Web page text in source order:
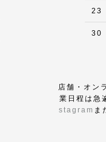
23
30
店舗・オン
業日程は急
stagram ま